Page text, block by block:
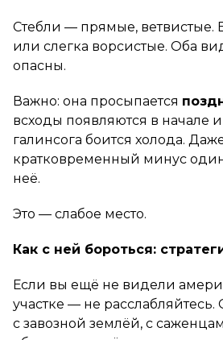
Стебли — прямые, ветвистые.
или слегка ворсистые. Оба
опасны.
Важно: она просыпается
всходы появляются в начале
галинсога боится холода.
кратковременный минус
неё.
Это — слабое место.
Как с ней бороться:
Если вы ещё не видели
участке — не
с завозной землёй, с